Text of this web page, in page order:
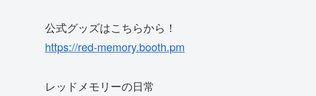
公式グッズはこちらから！
https://red-memory.booth.pm
レッドメモリーの日常